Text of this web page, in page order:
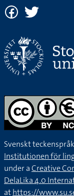
Svenskt
Institutionen för
under aCreative
DelaLika 4.0
athttps://